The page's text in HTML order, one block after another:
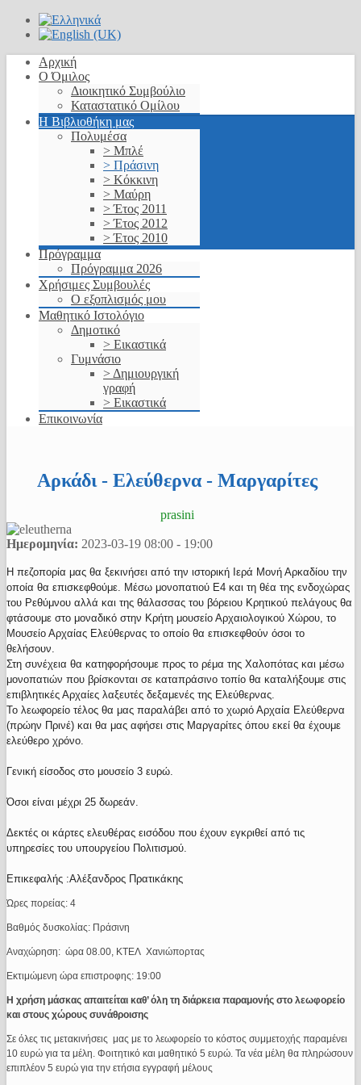
Αρχική
Ο Όμιλος
Διοικητικό Συμβούλιο
Καταστατικό Ομίλου
Η Βιβλιοθήκη μας
Πολυμέσα
> Μπλέ
> Πράσινη
> Κόκκινη
> Μαύρη
> Έτος 2011
> Έτος 2012
> Έτος 2010
Πρόγραμμα
Πρόγραμμα 2026
Χρήσιμες Συμβουλές
Ο εξοπλισμός μου
Μαθητικό Ιστολόγιο
Δημοτικό
> Εικαστικά
Γυμνάσιο
> Δημιουργική
γραφή
> Εικαστικά
Επικοινωνία
Αρκάδι - Ελεύθερνα - Μαργαρίτες
prasini
Ημερομηνία: 2023-03-19 08:00 - 19:00
Η πεζοπορία μας θα ξεκινήσει από την ιστορική Ιερά Μονή Αρκαδίου την
οποία θα επισκεφθούμε. Μέσω μονοπατιού Ε4 και τη θέα της ενδοχώρας
του Ρεθύμνου αλλά και της θάλασσας του βόρειου Κρητικού πελάγους θα
φτάσουμε στο μοναδικό στην Κρήτη μουσείο Αρχαιολογικού Χώρου, το
Μουσείο Αρχαίας Ελεύθερνας το οποίο θα επισκεφθούν όσοι το
θελήσουν.
Στη συνέχεια θα κατηφορήσουμε προς το ρέμα της Χαλοπότας και μέσω
μονοπατιών που βρίσκονται σε καταπράσινο τοπίο θα καταλήξουμε στις
επιβλητικές Αρχαίες λαξευτές δεξαμενές της Ελεύθερνας.
Το λεωφορείο τέλος θα μας παραλάβει από το χωριό Αρχαία Ελεύθερνα
(πρώην Πρινέ) και θα μας αφήσει στις Μαργαρίτες όπου εκεί θα έχουμε
ελεύθερο χρόνο.
Γενική είσοδος στο μουσείο 3 ευρώ.
Όσοι είναι μέχρι 25 δωρεάν.
Δεκτές οι κάρτες ελευθέρας εισόδου που έχουν εγκριθεί από τις
υπηρεσίες του υπουργείου Πολιτισμού.
Επικεφαλής :Αλέξανδρος Πρατικάκης
Ώρες πορείας: 4
Βαθμός δυσκολίας: Πράσινη
Αναχώρηση: ώρα 08.00, ΚΤΕΛ Χανιώπορτας
Εκτιμώμενη ώρα επιστροφης: 19:00
Η χρήση μάσκας απαιτείται καθ’ όλη τη διάρκεια παραμονής στο λεωφορείο
και στους χώρους συνάθροισης
Σε όλες τις μετακινήσεις μας με το λεωφορείο το κόστος συμμετοχής παραμένει
10 ευρώ για τα μέλη. Φοιτητικό και μαθητικό 5 ευρώ. Τα νέα μέλη θα πληρώσουν
επιπλέον 5 ευρώ για την ετήσια εγγραφή μέλους